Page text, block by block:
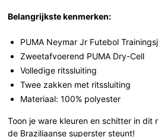
Belangrijkste kenmerken:
PUMA Neymar Jr Futebol
Zweetafvoerend PUMA Dry-Cell
Volledige ritssluiting
Twee zakken met ritssluiting
Materiaal: 100% polyester
Toon je ware kleuren en schitter in
de Braziliaanse superster steunt!